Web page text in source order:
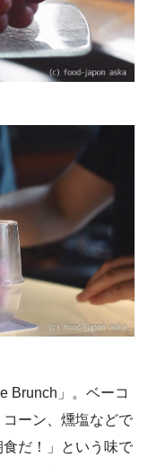
Brunch」。ベーコ
ーン、燻塩などで
だ！」という味で